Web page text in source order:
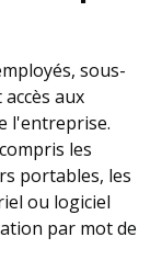
sous-
aux
l'entreprise.
les
portables, les
ou logiciel
par mot de